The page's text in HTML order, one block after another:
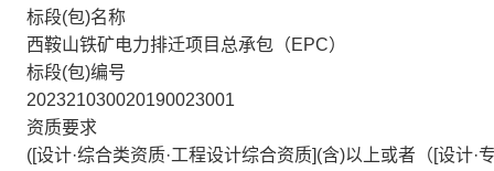
标段(包)名称
西鞍山铁矿电力排迁项目总承包（EPC）
标段(包)编号
202321030020190023001
资质要求
([设计·综合类资质·工程设计综合资质](含)以上或者（[设计